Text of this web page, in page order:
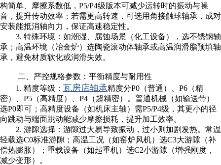
构简单、摩擦系数低，P5/P4级版本可减少运转时的振动与噪
音，提升传动效率；若需更高转速，可选用角接触球轴承，成对
安装能抵消轴向力，保证高速稳定性。
3. 特殊环境：如潮湿、腐蚀场景（化工设备），选不锈钢轴
承；高温环境（冶金炉）选陶瓷滚动体轴承或高温润滑脂预填轴
承，避免材质软化或润滑失效。
二、严控规格参数：平衡精度与耐用性
1. 精度等级： 瓦房店轴承精度分P0（普通）、P6（精
密）、P5（高精度）、P4（超精密）。普通机械（如输送带）
选P0即可；高精度设备（如机床主轴）需P5/P4级，其更小的径
向跳动与端面跳动能减少摩擦损耗，提升加工效率。
2. 游隙选择：游隙过大易导致振动，过小则加剧发热。常温
轻载选C0标准游隙；高温工况（如窑炉风机）选C3大游隙（补
偿热膨胀）；重载设备（如起重机）选C2小游隙（增强刚度，
减少变形）。